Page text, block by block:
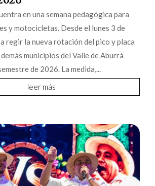
en una semana pedagógica para
y motocicletas. Desde el lunes 3 de
regir la nueva rotación del pico y placa
municipios del Valle de Aburrá
de 2026. La medida,...
leer más